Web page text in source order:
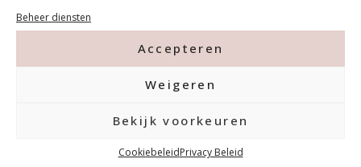
Beheer diensten
Accepteren
Weigeren
Bekijk voorkeuren
CookiebeleidPrivacy Beleid
Downloads:
download